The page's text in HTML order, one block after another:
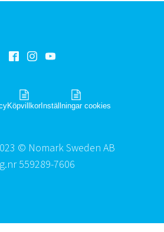
KöpvillkorInställningar cookies
© Nomark Sweden AB
559289-7606